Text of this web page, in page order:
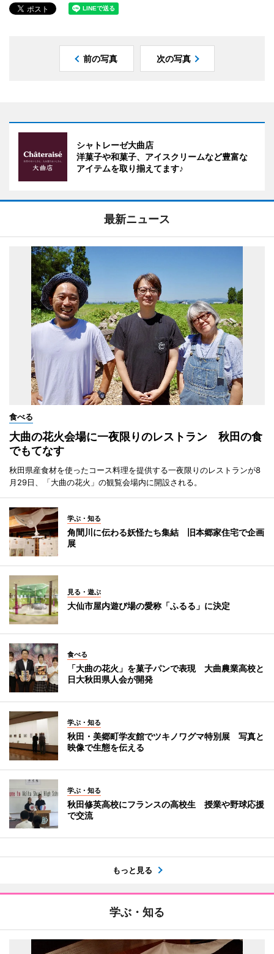
前の写真 次の写真
シャトレーゼ大曲店
洋菓子や和菓子、アイスクリームなど豊富な
アイテムを取り揃えてます♪
最新ニュース
食べる
大曲の花火会場に一夜限りのレストラン 秋田の食
でもてなす
秋田県産食材を使ったコース料理を提供する一夜限りのレストランが8
月29日、「大曲の花火」の観覧会場内に開設される。
学ぶ・知る
角間川に伝わる妖怪たち集結 旧本郷家住宅で企画
展
見る・遊ぶ
大仙市屋内遊び場の愛称「ふるる」に決定
食べる
「大曲の花火」を菓子パンで表現 大曲農業高校と
日大秋田県人会が開発
学ぶ・知る
秋田・美郷町学友館でツキノワグマ特別展 写真と
映像で生態を伝える
学ぶ・知る
秋田修英高校にフランスの高校生 授業や野球応援
で交流
もっと見る
学ぶ・知る